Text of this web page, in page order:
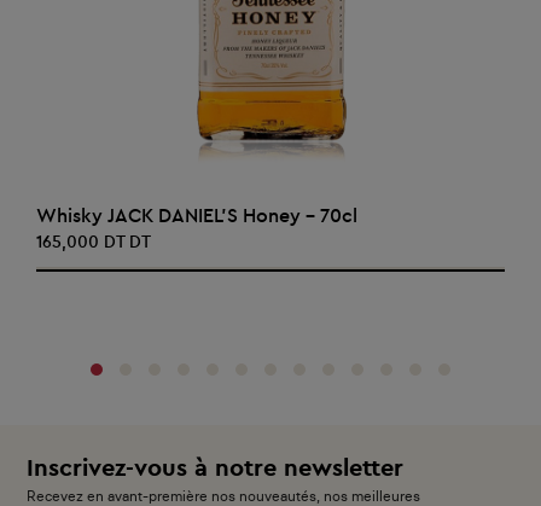
AJOUTER AU PANIER
Whisky JACK DANIEL'S Honey - 70cl
165,000 DT DT
Inscrivez-vous à notre newsletter
Recevez en avant-première nos nouveautés, nos meilleures